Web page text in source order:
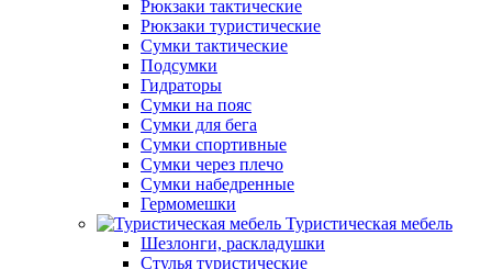
Рюкзаки тактические
Рюкзаки туристические
Сумки тактические
Подсумки
Гидраторы
Сумки на пояс
Сумки для бега
Сумки спортивные
Сумки через плечо
Сумки набедренные
Гермомешки
Туристическая мебель
Шезлонги, раскладушки
Стулья туристические